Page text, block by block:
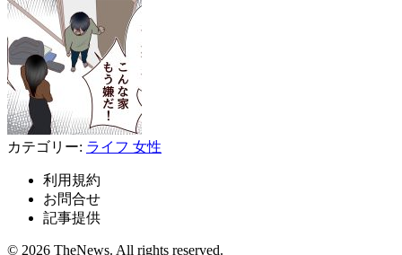
カテゴリー: ライフ 女性
利用規約
お問合せ
記事提供
© 2026 TheNews. All rights reserved.